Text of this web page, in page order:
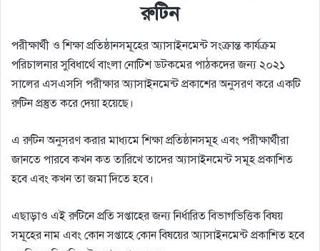
রুটিন
পরীক্ষার্থী ও শিক্ষা প্রতিষ্ঠানসমূহের অ্যাসাইনমেন্ট সংক্রান্ত কার্যক্রম
পরিচালনার সুবিধার্থে বাংলা নোটিশ ডটকমের পাঠকদের জন্য ২০২১
সালের এসএসসি পরীক্ষার অ্যাসাইনমেন্ট প্রকাশের অনুসরণ করে একটি
রুটিন প্রস্তুত করে দেয়া হয়েছে।
এ রুটিন অনুসরণ করার মাধ্যমে শিক্ষা প্রতিষ্ঠানসমূহ এবং পরীক্ষার্থীরা
জানতে পারবে কখন কত তারিখে তাদের অ্যাসাইনমেন্ট সমূহ প্রকাশিত
হবে এবং কখন তা জমা দিতে হবে।
এছাড়াও এই রুটিনে প্রতি সপ্তাহের জন্য নির্ধারিত বিভাগভিত্তিক বিষয়
সমূহের নাম এবং কোন সপ্তাহে কোন বিষয়ের অ্যাসাইনমেন্ট প্রকাশিত হবে